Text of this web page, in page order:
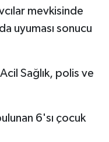
mevkisinde
uyuması sonucu
Sağlık, polis ve
6'sı çocuk